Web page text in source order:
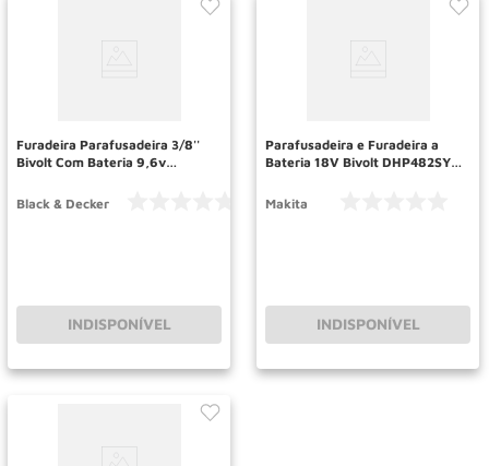
Furadeira Parafusadeira 3/8''
Bivolt Com Bateria 9,6v
Black & Decker
INDISPONÍVEL
Parafusadeira e Furadeira a
Bateria 18V Bivolt DHP482SY-
Makita
INDISPONÍVEL